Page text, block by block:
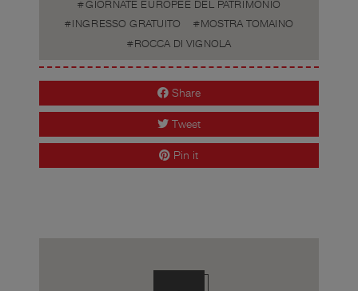
GIORNATE EUROPEE DEL PATRIMONIO
INGRESSO GRATUITO
MOSTRA TOMAINO
ROCCA DI VIGNOLA
Share
Tweet
Pin it